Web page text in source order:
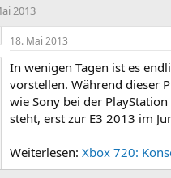
2013
18. Mai 2013
In wenigen Tagen ist es
vorstellen. Während dieser
wie Sony bei der
steht, erst zur E3 2013 im
Weiterlesen: Xbox 720: